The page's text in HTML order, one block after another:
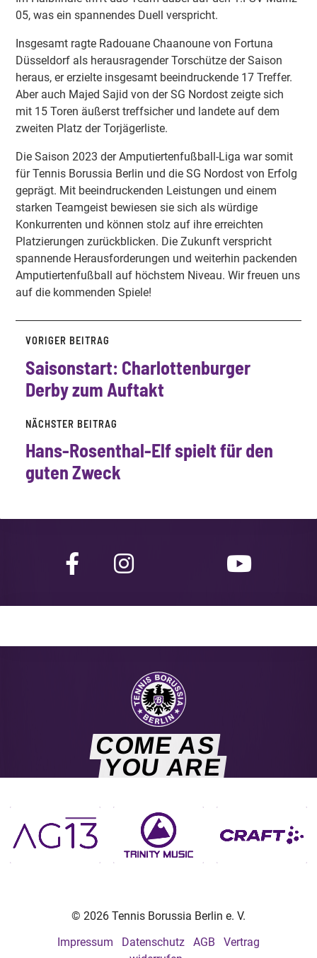
05, was ein spannendes Duell verspricht.
Insgesamt ragte Radouane Chaanoune von Fortuna
Düsseldorf als herausragender Torschütze der Saison
heraus, er erzielte insgesamt beeindruckende 17 Treffer.
Aber auch Majed Sajid von der SG Nordost zeigte sich
mit 15 Toren äußerst treffsicher und landete auf dem
zweiten Platz der Torjägerliste.
Die Saison 2023 der Amputiertenfußball-Liga war somit
für Tennis Borussia Berlin und die SG Nordost von Erfolg
geprägt. Mit beeindruckenden Leistungen und einem
starken Teamgeist bewiesen sie sich als würdige
Konkurrenten und können stolz auf ihre erreichten
Platzierungen zurückblicken. Die Zukunft verspricht
spannende Herausforderungen und weiterhin packenden
Amputiertenfußball auf höchstem Niveau. Wir freuen uns
auf die kommenden Spiele!
VORIGER BEITRAG
Saisonstart: Charlottenburger
Derby zum Auftakt
NÄCHSTER BEITRAG
Hans-Rosenthal-Elf spielt für den
guten Zweck
COME AS
YOU ARE
© 2026 Tennis Borussia Berlin e. V.
Impressum
Datenschutz AGB
Vertrag